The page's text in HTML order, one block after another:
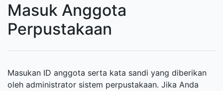
Masuk Anggota
Perpustakaan
Masukan ID anggota serta kata sandi yang diberikan
oleh administrator sistem perpustakaan. Jika Anda